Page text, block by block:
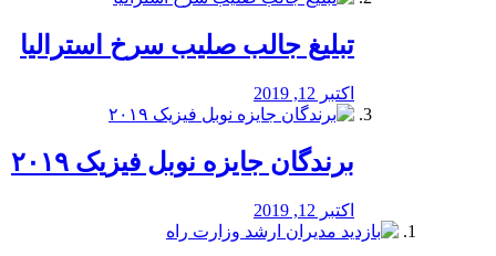
تبلیغ جالب صلیب سرخ استرالیا
اکتبر 12, 2019
برندگان جایزه نوبل فیزیک ۲۰۱۹
اکتبر 12, 2019